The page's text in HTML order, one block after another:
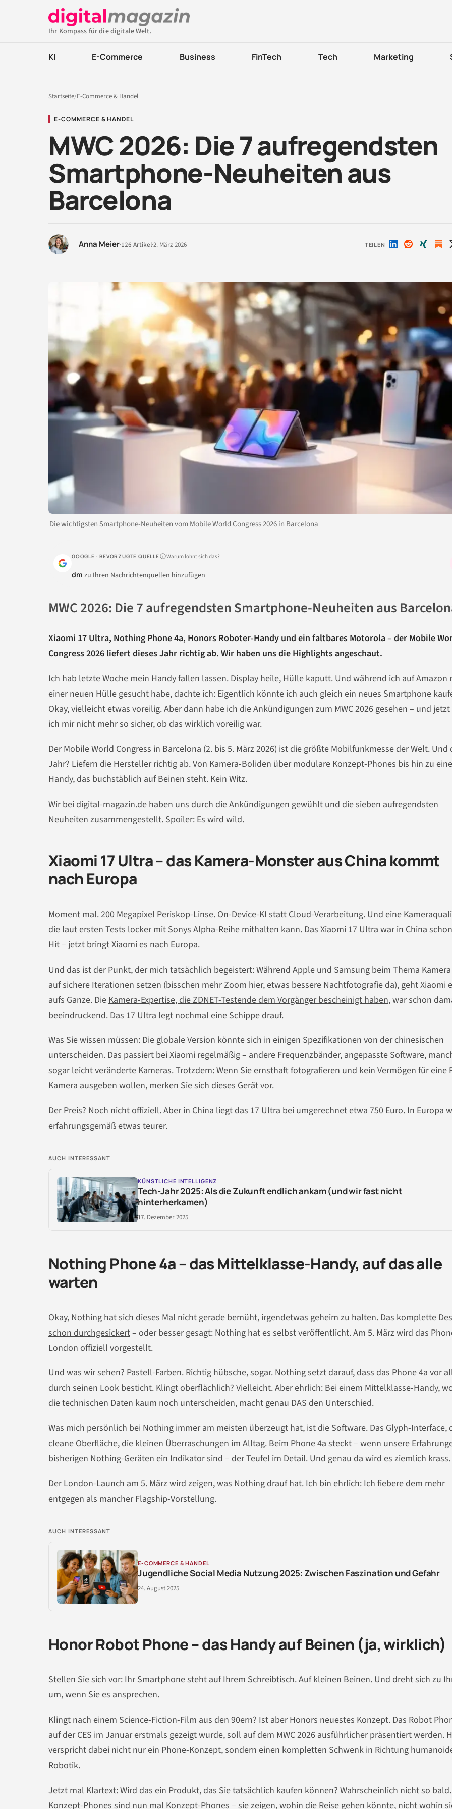
Ihr Kompass für die digitale Welt.
KI E-Commerce Business FinTech Tech Marketing
Startseite/E-Commerce & Handel
E-COMMERCE & HANDEL
MWC 2026: Die 7 aufregendsten
Smartphone-Neuheiten aus
Barcelona
Anna Meier·126 Artikel·2. März 2026 TEILEN Auf Auf Auf
Die wichtigsten Smartphone-Neuheiten vom Mobile World Congress 2026 in Barcelona
GOOGLE · BEVORZUGTE QUELLE Warum lohnt sich das?
dm zu Ihren Nachrichtenquellen hinzufügen
MWC 2026: Die 7 aufregendsten Smartphone-Neuheiten aus
Xiaomi 17 Ultra, Nothing Phone 4a, Honors Roboter-Handy und ein faltbares Motorola – der Mobile
Congress 2026 liefert dieses Jahr richtig ab. Wir haben uns die Highlights angeschaut.
Ich hab letzte Woche mein Handy fallen lassen. Display heile, Hülle kaputt. Und während ich auf Amazon
einer neuen Hülle gesucht habe, dachte ich: Eigentlich könnte ich auch gleich ein neues Smartphone
Okay, vielleicht etwas voreilig. Aber dann habe ich die Ankündigungen zum MWC 2026 gesehen – und
ich mir nicht mehr so sicher, ob das wirklich voreilig war.
Der Mobile World Congress in Barcelona (2. bis 5. März 2026) ist die größte Mobilfunkmesse der Welt. Und
Jahr? Liefern die Hersteller richtig ab. Von Kamera-Boliden über modulare Konzept-Phones bis hin zu
Handy, das buchstäblich auf Beinen steht. Kein Witz.
Wir bei digital-magazin.de haben uns durch die Ankündigungen gewühlt und die sieben aufregendsten
Neuheiten zusammengestellt. Spoiler: Es wird wild.
Xiaomi 17 Ultra – das Kamera-Monster aus China kommt
nach Europa
Moment mal. 200 Megapixel Periskop-Linse. On-Device-KI statt Cloud-Verarbeitung. Und eine
die laut ersten Tests locker mit Sonys Alpha-Reihe mithalten kann. Das Xiaomi 17 Ultra war in China
Hit – jetzt bringt Xiaomi es nach Europa.
Und das ist der Punkt, der mich tatsächlich begeistert: Während Apple und Samsung beim Thema
auf sichere Iterationen setzen (bisschen mehr Zoom hier, etwas bessere Nachtfotografie da), geht Xiaomi
aufs Ganze. Die Kamera-Expertise, die ZDNET-Testende dem Vorgänger bescheinigt haben, war schon
beeindruckend. Das 17 Ultra legt nochmal eine Schippe drauf.
Was Sie wissen müssen: Die globale Version könnte sich in einigen Spezifikationen von der chinesischen
unterscheiden. Das passiert bei Xiaomi regelmäßig – andere Frequenzbänder, angepasste Software,
sogar leicht veränderte Kameras. Trotzdem: Wenn Sie ernsthaft fotografieren und kein Vermögen für eine
Kamera ausgeben wollen, merken Sie sich dieses Gerät vor.
Der Preis? Noch nicht offiziell. Aber in China liegt das 17 Ultra bei umgerechnet etwa 750 Euro. In Europa
erfahrungsgemäß etwas teurer.
AUCH INTERESSANT
KÜNSTLICHE INTELLIGENZ
Tech-Jahr 2025: Als die Zukunft endlich ankam (und wir fast nicht
hinterherkamen)
17. Dezember 2025
Nothing Phone 4a – das Mittelklasse-Handy, auf das alle
warten
Okay, Nothing hat sich dieses Mal nicht gerade bemüht, irgendetwas geheim zu halten. Das komplette
schon durchgesickert– oder besser gesagt: Nothing hat es selbst veröffentlicht. Am 5. März wird das
London offiziell vorgestellt.
Und was wir sehen? Pastell-Farben. Richtig hübsche, sogar. Nothing setzt darauf, dass das Phone 4a vor
durch seinen Look besticht. Klingt oberflächlich? Vielleicht. Aber ehrlich: Bei einem Mittelklasse-Handy,
die technischen Daten kaum noch unterscheiden, macht genau DAS den Unterschied.
Was mich persönlich bei Nothing immer am meisten überzeugt hat, ist die Software. Das Glyph-Interface,
cleane Oberfläche, die kleinen Überraschungen im Alltag. Beim Phone 4a steckt – wenn unsere
bisherigen Nothing-Geräten ein Indikator sind – der Teufel im Detail. Und genau da wird es ziemlich krass.
Der London-Launch am 5. März wird zeigen, was Nothing drauf hat. Ich bin ehrlich: Ich fiebere dem mehr
entgegen als mancher Flagship-Vorstellung.
AUCH INTERESSANT
E-COMMERCE & HANDEL
Jugendliche Social Media Nutzung 2025: Zwischen Faszination und Gefahr
24. August 2025
Honor Robot Phone – das Handy auf Beinen (ja, wirklich)
Stellen Sie sich vor: Ihr Smartphone steht auf Ihrem Schreibtisch. Auf kleinen Beinen. Und dreht sich zu
um, wenn Sie es ansprechen.
Klingt nach einem Science-Fiction-Film aus den 90ern? Ist aber Honors neuestes Konzept. Das Robot
auf der CES im Januar erstmals gezeigt wurde, soll auf dem MWC 2026 ausführlicher präsentiert werden.
verspricht dabei nicht nur ein Phone-Konzept, sondern einen kompletten Schwenk in Richtung
Robotik.
Jetzt mal Klartext: Wird das ein Produkt, das Sie tatsächlich kaufen können? Wahrscheinlich nicht so bald.
Konzept-Phones sind nun mal Konzept-Phones – sie zeigen, wohin die Reise gehen könnte, nicht wohin